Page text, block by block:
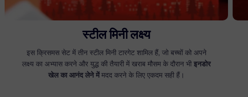
स्टील मिनी लक्ष्य
इस क्रिसमस सेट में तीन स्टील मिनी टारगेट शामिल हैं, जो बच्चों को अपने
लक्ष्य का अभ्यास करने और युद्ध की तैयारी में खराब मौसम के दौरान भी इनडोर
खेल का आनंद लेने मेंमदद करने के लिए एकदम सही हैं।